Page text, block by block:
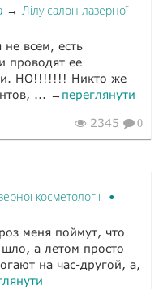
→ Лілу салон лазерної
всем, есть
проводят ее
НО!!!!!!! Никто же
... → переглянути
2345 0
косметології
меня поймут, что
а летом просто
на час-другой, а,